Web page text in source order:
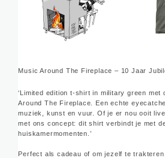
Music Around The Fireplace – 10 Jaar
‘Limited edition t-shirt in military green met
Around The Fireplace. Een echte
muziek, kunst en vuur. Of je er nou ooit
met ons concept: dit shirt verbindt je met
huiskamermomenten.’
Perfect als cadeau of om jezelf te